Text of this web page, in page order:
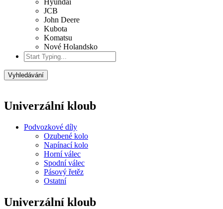
Hyundai
JCB
John Deere
Kubota
Komatsu
Nové Holandsko
Vyhledávání
Univerzální kloub
Podvozkové díly
Ozubené kolo
Napínací kolo
Horní válec
Spodní válec
Pásový řetěz
Ostatní
Univerzální kloub